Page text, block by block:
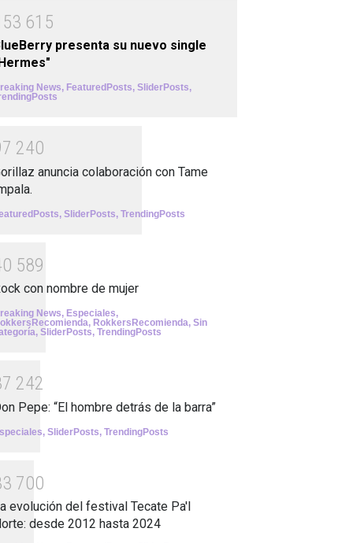
53 61 5
presenta su nuevo single
News, FeaturedPosts, SliderPosts,
7 240
anuncia colaboración con Tame
, SliderPosts, TrendingPosts
0 589
con nombre de mujer
News, Especiales,
, RokkersRecomienda, Sin
, SliderPosts, TrendingPosts
7 242
Pepe: “El hombre detrás de la barra”
, SliderPosts, TrendingPosts
3 700
evolución del festival Tecate Pa'l
desde 2012 hasta 2024